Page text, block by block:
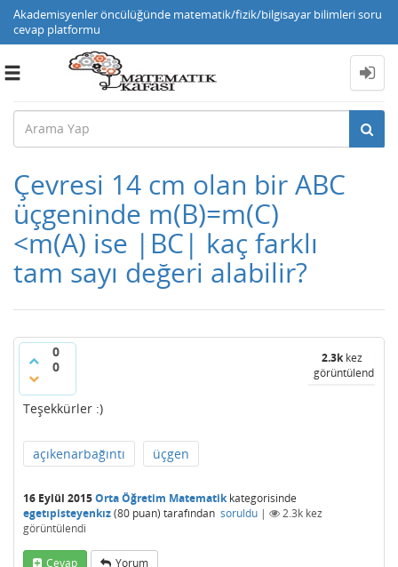
Akademisyenler öncülüğünde matematik/fizik/bilgisayar bilimleri soru
cevap platformu
Toggle
Çevresi 14 cm olan bir ABC
üçgeninde m(B)=m(C)
<m(A) ise |BC| kaç farklı
tam sayı değeri alabilir?
0
0
2.3kkez
görüntülendi
Teşekkürler :)
açıkenarbağıntı üçgen
16 Eylül 2015Orta Öğretim Matematikkategorisinde
egetıpisteyenkız(80 puan) tarafından soruldu | 2.3k kez
görüntülendi
Cevap Yorum